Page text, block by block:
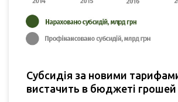
Субсидія за новими
вистачить в бюджеті грошей